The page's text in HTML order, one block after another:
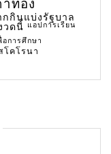
ทอง
กกินแบ่งรัฐบาล
วดนี้ แอปการเรียน
อการศึกษา
โคโรนา